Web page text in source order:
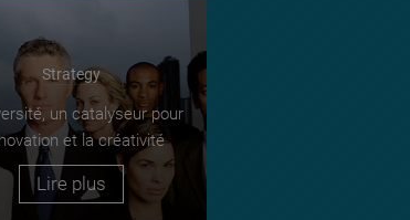
Strategy
un catalyseur pour
et la créativité
Lire plus